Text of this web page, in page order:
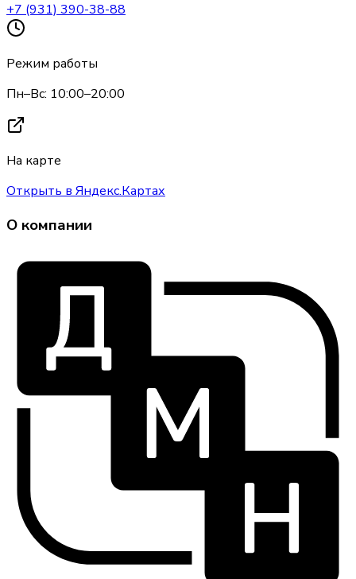
+7 (931) 390-38-88
Режим работы
Пн–Вс: 10:00–20:00
На карте
Открыть в Яндекс.Картах
О компании